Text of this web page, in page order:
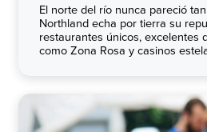
El norte del río nunca pareció
Northland echa por tierra su
restaurantes únicos, excelentes
como Zona Rosa y casinos